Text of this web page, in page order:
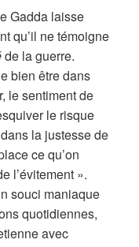
Gadda laisse
qu’il ne témoigne
de la guerre.
bien être dans
le sentiment de
le risque
la justesse de
ce qu’on
l’évitement ».
souci maniaque
quotidiennes,
avec